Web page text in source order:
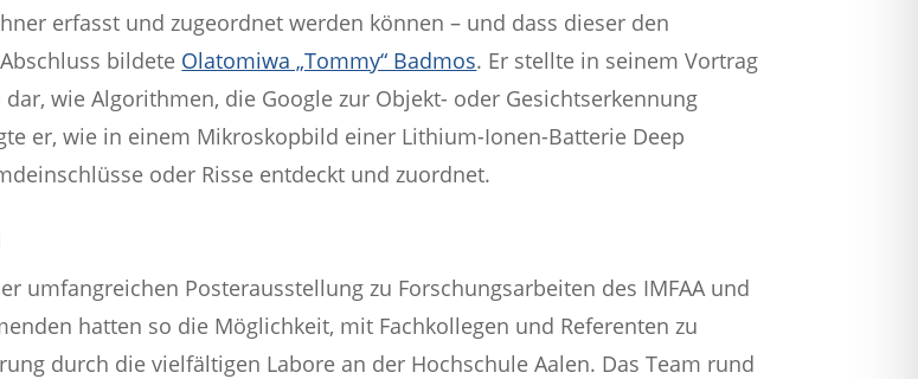
erfasst und zugeordnet werden können – und dass dieser den
bildete Olatomiwa „Tommy“ Badmos. Er stellte in seinem Vortrag
wie Algorithmen, die Google zur Objekt- oder Gesichtserkennung
er, wie in einem Mikroskopbild einer Lithium-Ionen-Batterie Deep
oder Risse entdeckt und zuordnet.
umfangreichen Posterausstellung zu Forschungsarbeiten des IMFAA und
hatten so die Möglichkeit, mit Fachkollegen und Referenten zu
durch die vielfältigen Labore an der Hochschule Aalen. Das Team rund